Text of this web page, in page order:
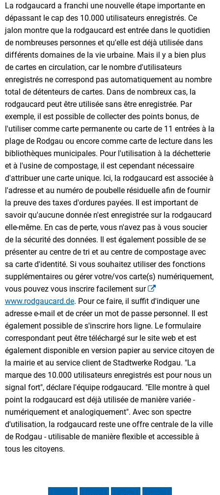
La rodgaucard a franchi une nouvelle étape importante en
dépassant le cap des 10.000 utilisateurs enregistrés. Ce
jalon montre que la rodgaucard est entrée dans le quotidien
de nombreuses personnes et qu'elle est déjà utilisée dans
différents domaines de la vie urbaine. Mais il y a bien plus
de cartes en circulation, car le nombre d'utilisateurs
enregistrés ne correspond pas automatiquement au nombre
total de détenteurs de cartes. Dans de nombreux cas, la
rodgaucard peut être utilisée sans être enregistrée. Par
exemple, il est possible de collecter des points bonus, de
l'utiliser comme carte permanente ou carte de 11 entrées à la
plage de Rodgau ou encore comme carte de lecture dans les
bibliothèques municipales. Pour l'utilisation à la déchetterie
et à l'usine de compostage, il est cependant nécessaire
d'attribuer une carte unique. Ici, la rodgaucard est associée à
l'adresse et au numéro de poubelle résiduelle afin de fournir
la preuve des taxes d'ordures payées. Il est important de
savoir qu'aucune donnée n'est enregistrée sur la rodgaucard
elle-même. En cas de perte, vous n'avez pas à vous soucier
de la sécurité des données. Il est également possible de se
présenter au centre de tri et au centre de compostage avec
sa carte d'identité. Si vous souhaitez utiliser des fonctions
supplémentaires ou gérer votre/vos carte(s) numériquement,
vous pouvez vous inscrire facilement sur
www.rodgaucard.de. Pour ce faire, il suffit d'indiquer une
adresse e-mail et de créer un mot de passe personnel. Il est
également possible de s'inscrire hors ligne. Le formulaire
correspondant peut être téléchargé sur le site web et est
également disponible en version papier au service citoyen de
la mairie et au service client de Stadtwerke Rodgau. "La
marque des 10.000 utilisateurs enregistrés est pour nous un
signal fort", déclare l'équipe rodgaucard. "Elle montre à quel
point la rodgaucard est déjà utilisée de manière variée -
numériquement et analogiquement". Avec son spectre
d'utilisation, la rodgaucard reste une offre centrale de la ville
de Rodgau - utilisable de manière flexible et accessible à
tous les citoyens.